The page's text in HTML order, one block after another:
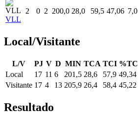
VLL
2 0 2 200,0 28,0 59,5 47,06 7,0
Local/Visitante
L/V PJ V D MIN TCA TCI %TC
Local
17 11 6 201,5 28,6 57,9 49,34
Visitante 17 4 13 205,9 26,4 58,4 45,22
Resultado